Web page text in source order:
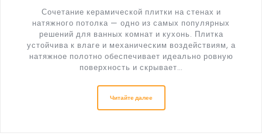
Сочетание керамической плитки на стенах и
натяжного потолка — одно из самых популярных
решений для ванных комнат и кухонь. Плитка
устойчива к влаге и механическим воздействиям, а
натяжное полотно обеспечивает идеально ровную
поверхность и скрывает…
Читайте далее